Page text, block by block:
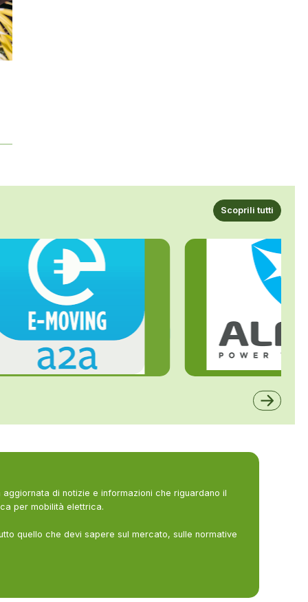
Scoprili tutti
di notizie e informazioni che riguardano il
per mobilità elettrica.
quello che devi sapere sul mercato, sulle normative